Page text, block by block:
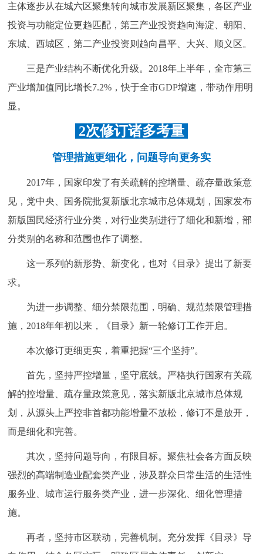
主体逐步从在城六区聚集转向城市发展新区聚集，各区产业
投资与功能定位更趋匹配，第三产业投资趋向海淀、朝阳、
东城、西城区，第二产业投资则趋向昌平、大兴、顺义区。
三是产业结构不断优化升级。2018年上半年，全市第三
产业增加值同比增长7.2%，快于全市GDP增速，带动作用明
显。
2次修订诸多考量
管理措施更细化，问题导向更务实
2017年，国家印发了有关疏解的控增量、疏存量政策意
见，党中央、国务院批复新版北京城市总体规划，国家发布
新版国民经济行业分类，对行业类别进行了细化和新增，部
分类别的名称和范围也作了调整。
这一系列的新形势、新变化，也对《目录》提出了新要
求。
为进一步调整、细分禁限范围，明确、规范禁限管理措
施，2018年年初以来，《目录》新一轮修订工作开启。
本次修订更细更实，着重把握“三个坚持”。
首先，坚持严控增量，坚守底线。严格执行国家有关疏
解的控增量、疏存量政策意见，落实新版北京城市总体规
划，从源头上严控非首都功能增量不放松，修订不是放开，
而是细化和完善。
其次，坚持问题导向，有限目标。聚焦社会各方面反映
强烈的高端制造业配套类产业，涉及群众日常生活的生活性
服务业、城市运行服务类产业，进一步深化、细化管理措
施。
再者，坚持市区联动，完善机制。充分发挥《目录》导